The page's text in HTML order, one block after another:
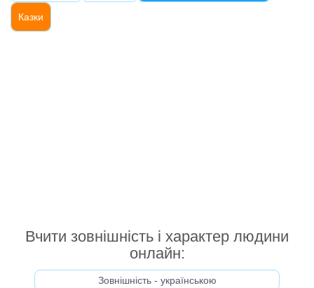
Казки
Вчити зовнішність і характер людини
онлайн:
Зовнішність - українською